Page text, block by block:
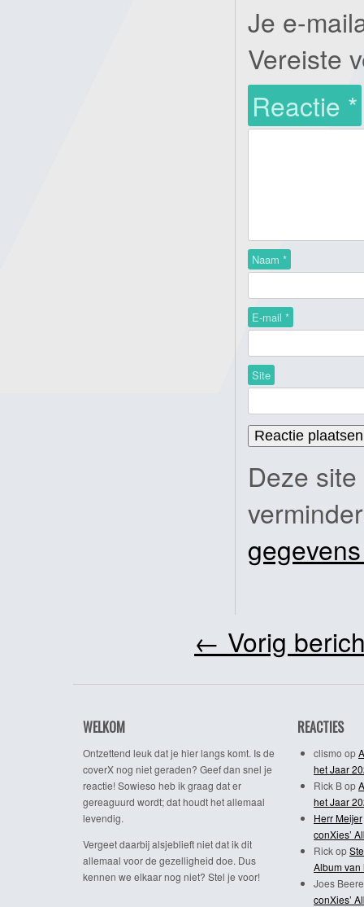
Je e-
Vereiste
Reactie *
Naam *
E-mail *
Site
Deze
← Vorig
WELKOM
Ontzettend leuk dat je hier langs komt. Is de
coverX nog niet geraden? Geef dan snel je
reactie! Sowieso heb ik graag dat er
gereaguurd wordt; dat houdt het allemaal
levendig.
Vergeet daarbij alsjeblieft niet dat ik dit
allemaal voor de gezelligheid doe. Dus
kennen we elkaar nog niet? Stel je voor!
REACTIES
clismo op
het Jaar
Rick Bop
het Jaar
Herr Meijer
conXies’
Rickop
Album van
Joes
conXies’